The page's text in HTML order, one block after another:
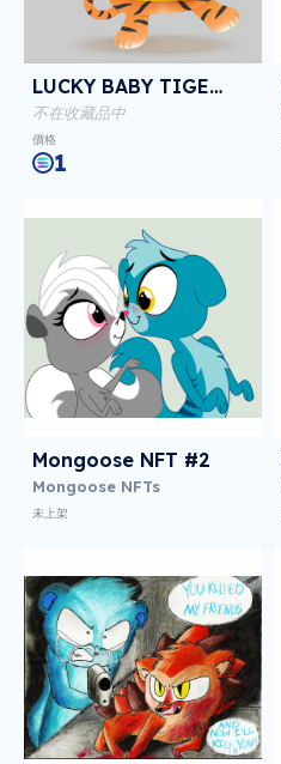
LUCKY BABY TIGER NFT
不在收藏品中
價格
1
Mongoose NFT #2
Mongoose NFTs
未上架